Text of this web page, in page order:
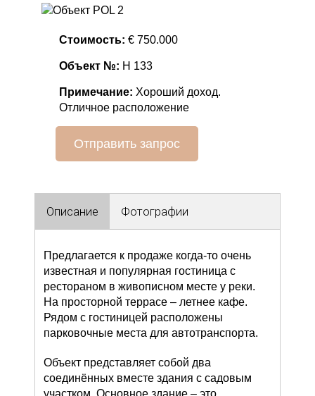
Стоимость: € 750.000
Объект №: H 133
Примечание: Хороший доход.
Отличное расположение
Отправить запрос
Описание Фотографии
Предлагается к продаже когда-то очень
известная и популярная гостиница с
рестораном в живописном месте у реки.
На просторной террасе – летнее кафе.
Рядом с гостиницей расположены
парковочные места для автотранспорта.
Объект представляет собой два
соединённых вместе здания c садовым
участком. Основное здание – это